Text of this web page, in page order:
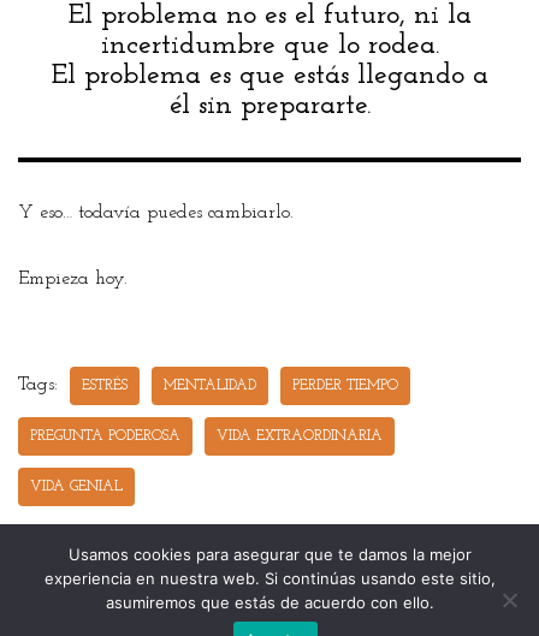
El problema no es el futuro, ni la
incertidumbre que lo rodea.
El problema es que estás llegando a
él sin prepararte.
Y eso… todavía puedes cambiarlo.
Empieza hoy.
Tags: ESTRÉS MENTALIDAD PERDER TIEMPO
PREGUNTA PODEROSA VIDA EXTRAORDINARIA
VIDA GENIAL
Usamos cookies para asegurar que te damos la mejor
experiencia en nuestra web. Si continúas usando este sitio,
asumiremos que estás de acuerdo con ello.